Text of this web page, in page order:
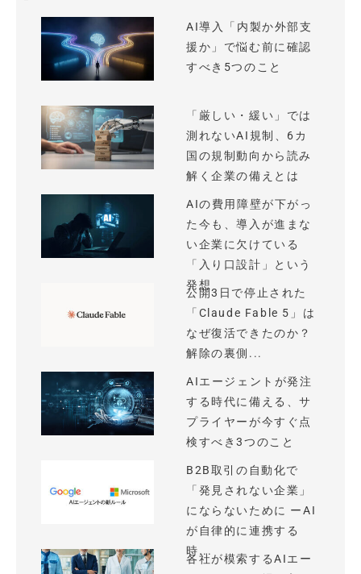
AI導入「内製か外部支
援か」で悩む前に確認
すべき5つのこと
「厳しい・緩い」では
測れないAI規制、6カ
国の規制動向から読み
解く企業の備えとは
AIの費用障壁が下がっ
た今も、導入が進まな
い企業に欠けている
「入り口設計」という
発想
公開3日で停止された
「Claude Fable 5」は
なぜ復活できたのか？
解除の裏側...
AIエージェントが発注
する時代に備える、サ
プライヤーが今すぐ点
検すべき3つのこと
B2B取引の自動化で
「発見されない企業」
にならないために ーAI
が自律的に連携する
時...
各社が模索するAIエー